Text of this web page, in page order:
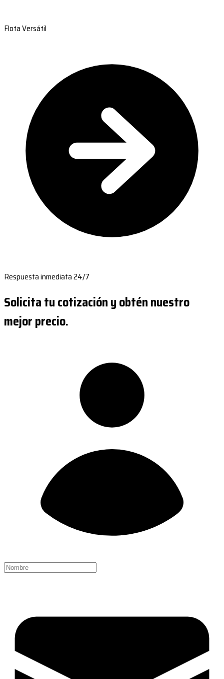
Flota Versátil
Respuesta inmediata 24/7
Solicita tu cotización y obtén nuestro
mejor precio.